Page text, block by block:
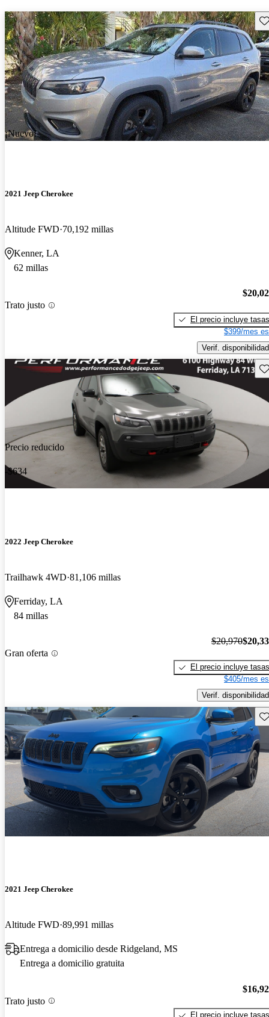
¡Nuevo!
2021 Jeep Cherokee
Altitude FWD 70,192 millas
Kenner, LA
62 millas
Trato justo
El precio incluye tasas
$399/mes
Verif. disponibilidad
Precio reducido
-$634
2022 Jeep Cherokee
Trailhawk 4WD 81,106 millas
Ferriday, LA
84 millas
Gran oferta
$20,970
El precio incluye tasas
$405/mes
Verif. disponibilidad
2021 Jeep Cherokee
Altitude FWD 89,991 millas
Entrega a domicilio desde Ridgeland, MS
Entrega a domicilio gratuita
Trato justo
El precio incluye tasas